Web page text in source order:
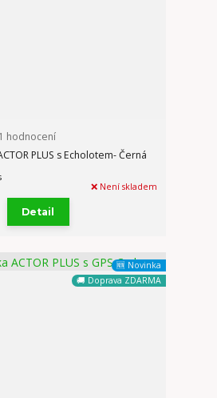
1 hodnocení
PLUS s Echolotem- Černá
❌ Není skladem
Detail
🆕 Novinka
🚚 Doprava ZDARMA